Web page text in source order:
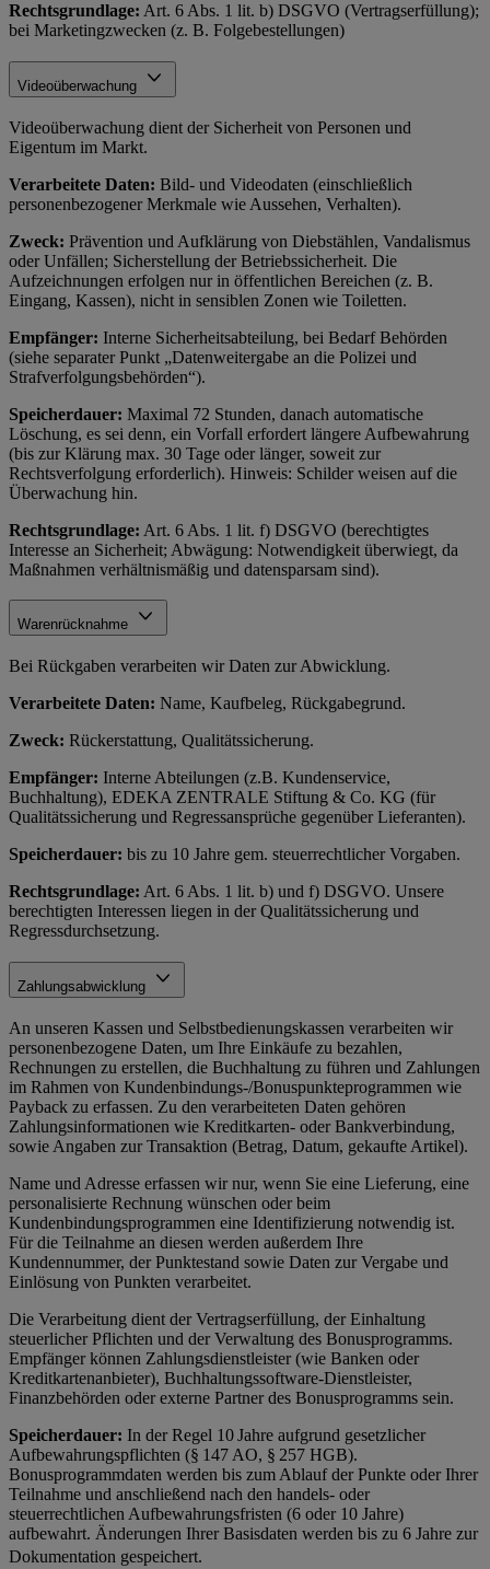
Rechtsgrundlage: Art. 6 Abs. 1 lit. b) DSGVO (Vertragserfüllung);
bei Marketingzwecken (z. B. Folgebestellungen)
Videoüberwachung
Videoüberwachung dient der Sicherheit von Personen und
Eigentum im Markt.
Verarbeitete Daten: Bild- und Videodaten (einschließlich
personenbezogener Merkmale wie Aussehen, Verhalten).
Zweck: Prävention und Aufklärung von Diebstählen, Vandalismus
oder Unfällen; Sicherstellung der Betriebssicherheit. Die
Aufzeichnungen erfolgen nur in öffentlichen Bereichen (z. B.
Eingang, Kassen), nicht in sensiblen Zonen wie Toiletten.
Empfänger: Interne Sicherheitsabteilung, bei Bedarf Behörden
(siehe separater Punkt „Datenweitergabe an die Polizei und
Strafverfolgungsbehörden“).
Speicherdauer: Maximal 72 Stunden, danach automatische
Löschung, es sei denn, ein Vorfall erfordert längere Aufbewahrung
(bis zur Klärung max. 30 Tage oder länger, soweit zur
Rechtsverfolgung erforderlich). Hinweis: Schilder weisen auf die
Überwachung hin.
Rechtsgrundlage: Art. 6 Abs. 1 lit. f) DSGVO (berechtigtes
Interesse an Sicherheit; Abwägung: Notwendigkeit überwiegt, da
Maßnahmen verhältnismäßig und datensparsam sind).
Warenrücknahme
Bei Rückgaben verarbeiten wir Daten zur Abwicklung.
Verarbeitete Daten: Name, Kaufbeleg, Rückgabegrund.
Zweck: Rückerstattung, Qualitätssicherung.
Empfänger: Interne Abteilungen (z.B. Kundenservice,
Buchhaltung), EDEKA ZENTRALE Stiftung & Co. KG (für
Qualitätssicherung und Regressansprüche gegenüber Lieferanten).
Speicherdauer: bis zu 10 Jahre gem. steuerrechtlicher Vorgaben.
Rechtsgrundlage: Art. 6 Abs. 1 lit. b) und f) DSGVO. Unsere
berechtigten Interessen liegen in der Qualitätssicherung und
Regressdurchsetzung.
Zahlungsabwicklung
An unseren Kassen und Selbstbedienungskassen verarbeiten wir
personenbezogene Daten, um Ihre Einkäufe zu bezahlen,
Rechnungen zu erstellen, die Buchhaltung zu führen und Zahlungen
im Rahmen von Kundenbindungs-/Bonuspunkteprogrammen wie
Payback zu erfassen. Zu den verarbeiteten Daten gehören
Zahlungsinformationen wie Kreditkarten- oder Bankverbindung,
sowie Angaben zur Transaktion (Betrag, Datum, gekaufte Artikel).
Name und Adresse erfassen wir nur, wenn Sie eine Lieferung, eine
personalisierte Rechnung wünschen oder beim
Kundenbindungsprogrammen eine Identifizierung notwendig ist.
Für die Teilnahme an diesen werden außerdem Ihre
Kundennummer, der Punktestand sowie Daten zur Vergabe und
Einlösung von Punkten verarbeitet.
Die Verarbeitung dient der Vertragserfüllung, der Einhaltung
steuerlicher Pflichten und der Verwaltung des Bonusprogramms.
Empfänger können Zahlungsdienstleister (wie Banken oder
Kreditkartenanbieter), Buchhaltungssoftware-Dienstleister,
Finanzbehörden oder externe Partner des Bonusprogramms sein.
Speicherdauer: In der Regel 10 Jahre aufgrund gesetzlicher
Aufbewahrungspflichten (§ 147 AO, § 257 HGB).
Bonusprogrammdaten werden bis zum Ablauf der Punkte oder Ihrer
Teilnahme und anschließend nach den handels- oder
steuerrechtlichen Aufbewahrungsfristen (6 oder 10 Jahre)
aufbewahrt. Änderungen Ihrer Basisdaten werden bis zu 6 Jahre zur
Dokumentation gespeichert.